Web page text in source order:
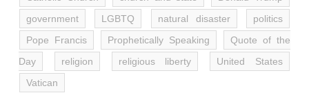
government
LGBTQ natural disaster
politics
Pope Francis
Prophetically Speaking
Quote of the
Day
religion religious liberty
United States
Vatican